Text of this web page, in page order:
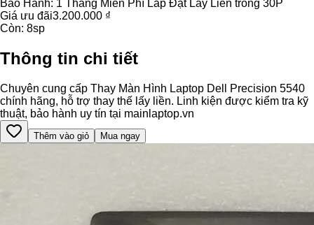
Bảo Hành: 1 Tháng Miễn Phí Lắp Đặt Lấy Liền trong 30P
Giá ưu đãi3.200.000 ₫
Còn: 8sp
Thông tin chi tiết
Chuyên cung cấp Thay Màn Hình Laptop Dell Precision 5540
chính hãng, hỗ trợ thay thế lấy liền. Linh kiện được kiểm tra kỹ
thuật, bảo hành uy tín tại mainlaptop.vn
Thêm vào giỏ Mua ngay